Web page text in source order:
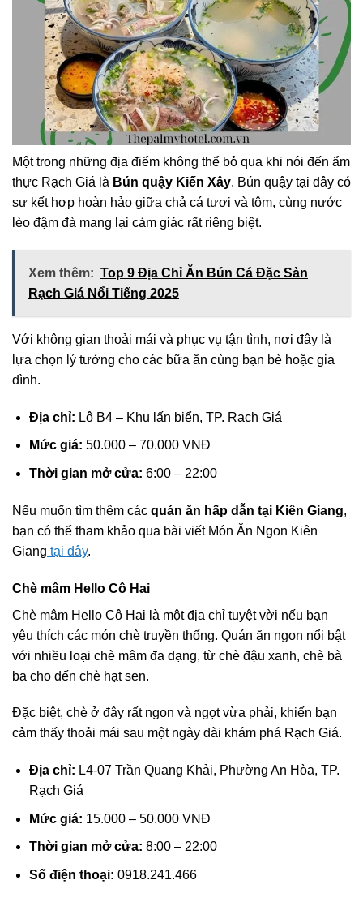
Một trong những địa điểm không thể bỏ qua khi nói đến ẩm
thực Rạch Giá là Bún quậy Kiến Xây. Bún quậy tại đây có
sự kết hợp hoàn hảo giữa chả cá tươi và tôm, cùng nước
lèo đậm đà mang lại cảm giác rất riêng biệt.
Xem thêm: Top 9 Địa Chỉ Ăn Bún Cá Đặc Sản
Rạch Giá Nổi Tiếng 2025
Với không gian thoải mái và phục vụ tận tình, nơi đây là
lựa chọn lý tưởng cho các bữa ăn cùng bạn bè hoặc gia
đình.
Địa chỉ: Lô B4 – Khu lấn biển, TP. Rạch Giá
Mức giá: 50.000 – 70.000 VNĐ
Thời gian mở cửa: 6:00 – 22:00
Nếu muốn tìm thêm các quán ăn hấp dẫn tại Kiên Giang,
bạn có thể tham khảo qua bài viết Món Ăn Ngon Kiên
Giang tại đây.
Chè mâm Hello Cô Hai
Chè mâm Hello Cô Hai là một địa chỉ tuyệt vời nếu bạn
yêu thích các món chè truyền thống. Quán ăn ngon nổi bật
với nhiều loại chè mâm đa dạng, từ chè đậu xanh, chè bà
ba cho đến chè hạt sen.
Đặc biệt, chè ở đây rất ngon và ngọt vừa phải, khiến bạn
cảm thấy thoải mái sau một ngày dài khám phá Rạch Giá.
Địa chỉ: L4-07 Trần Quang Khải, Phường An Hòa, TP.
Rạch Giá
Mức giá: 15.000 – 50.000 VNĐ
Thời gian mở cửa: 8:00 – 22:00
Số điện thoại: 0918.241.466